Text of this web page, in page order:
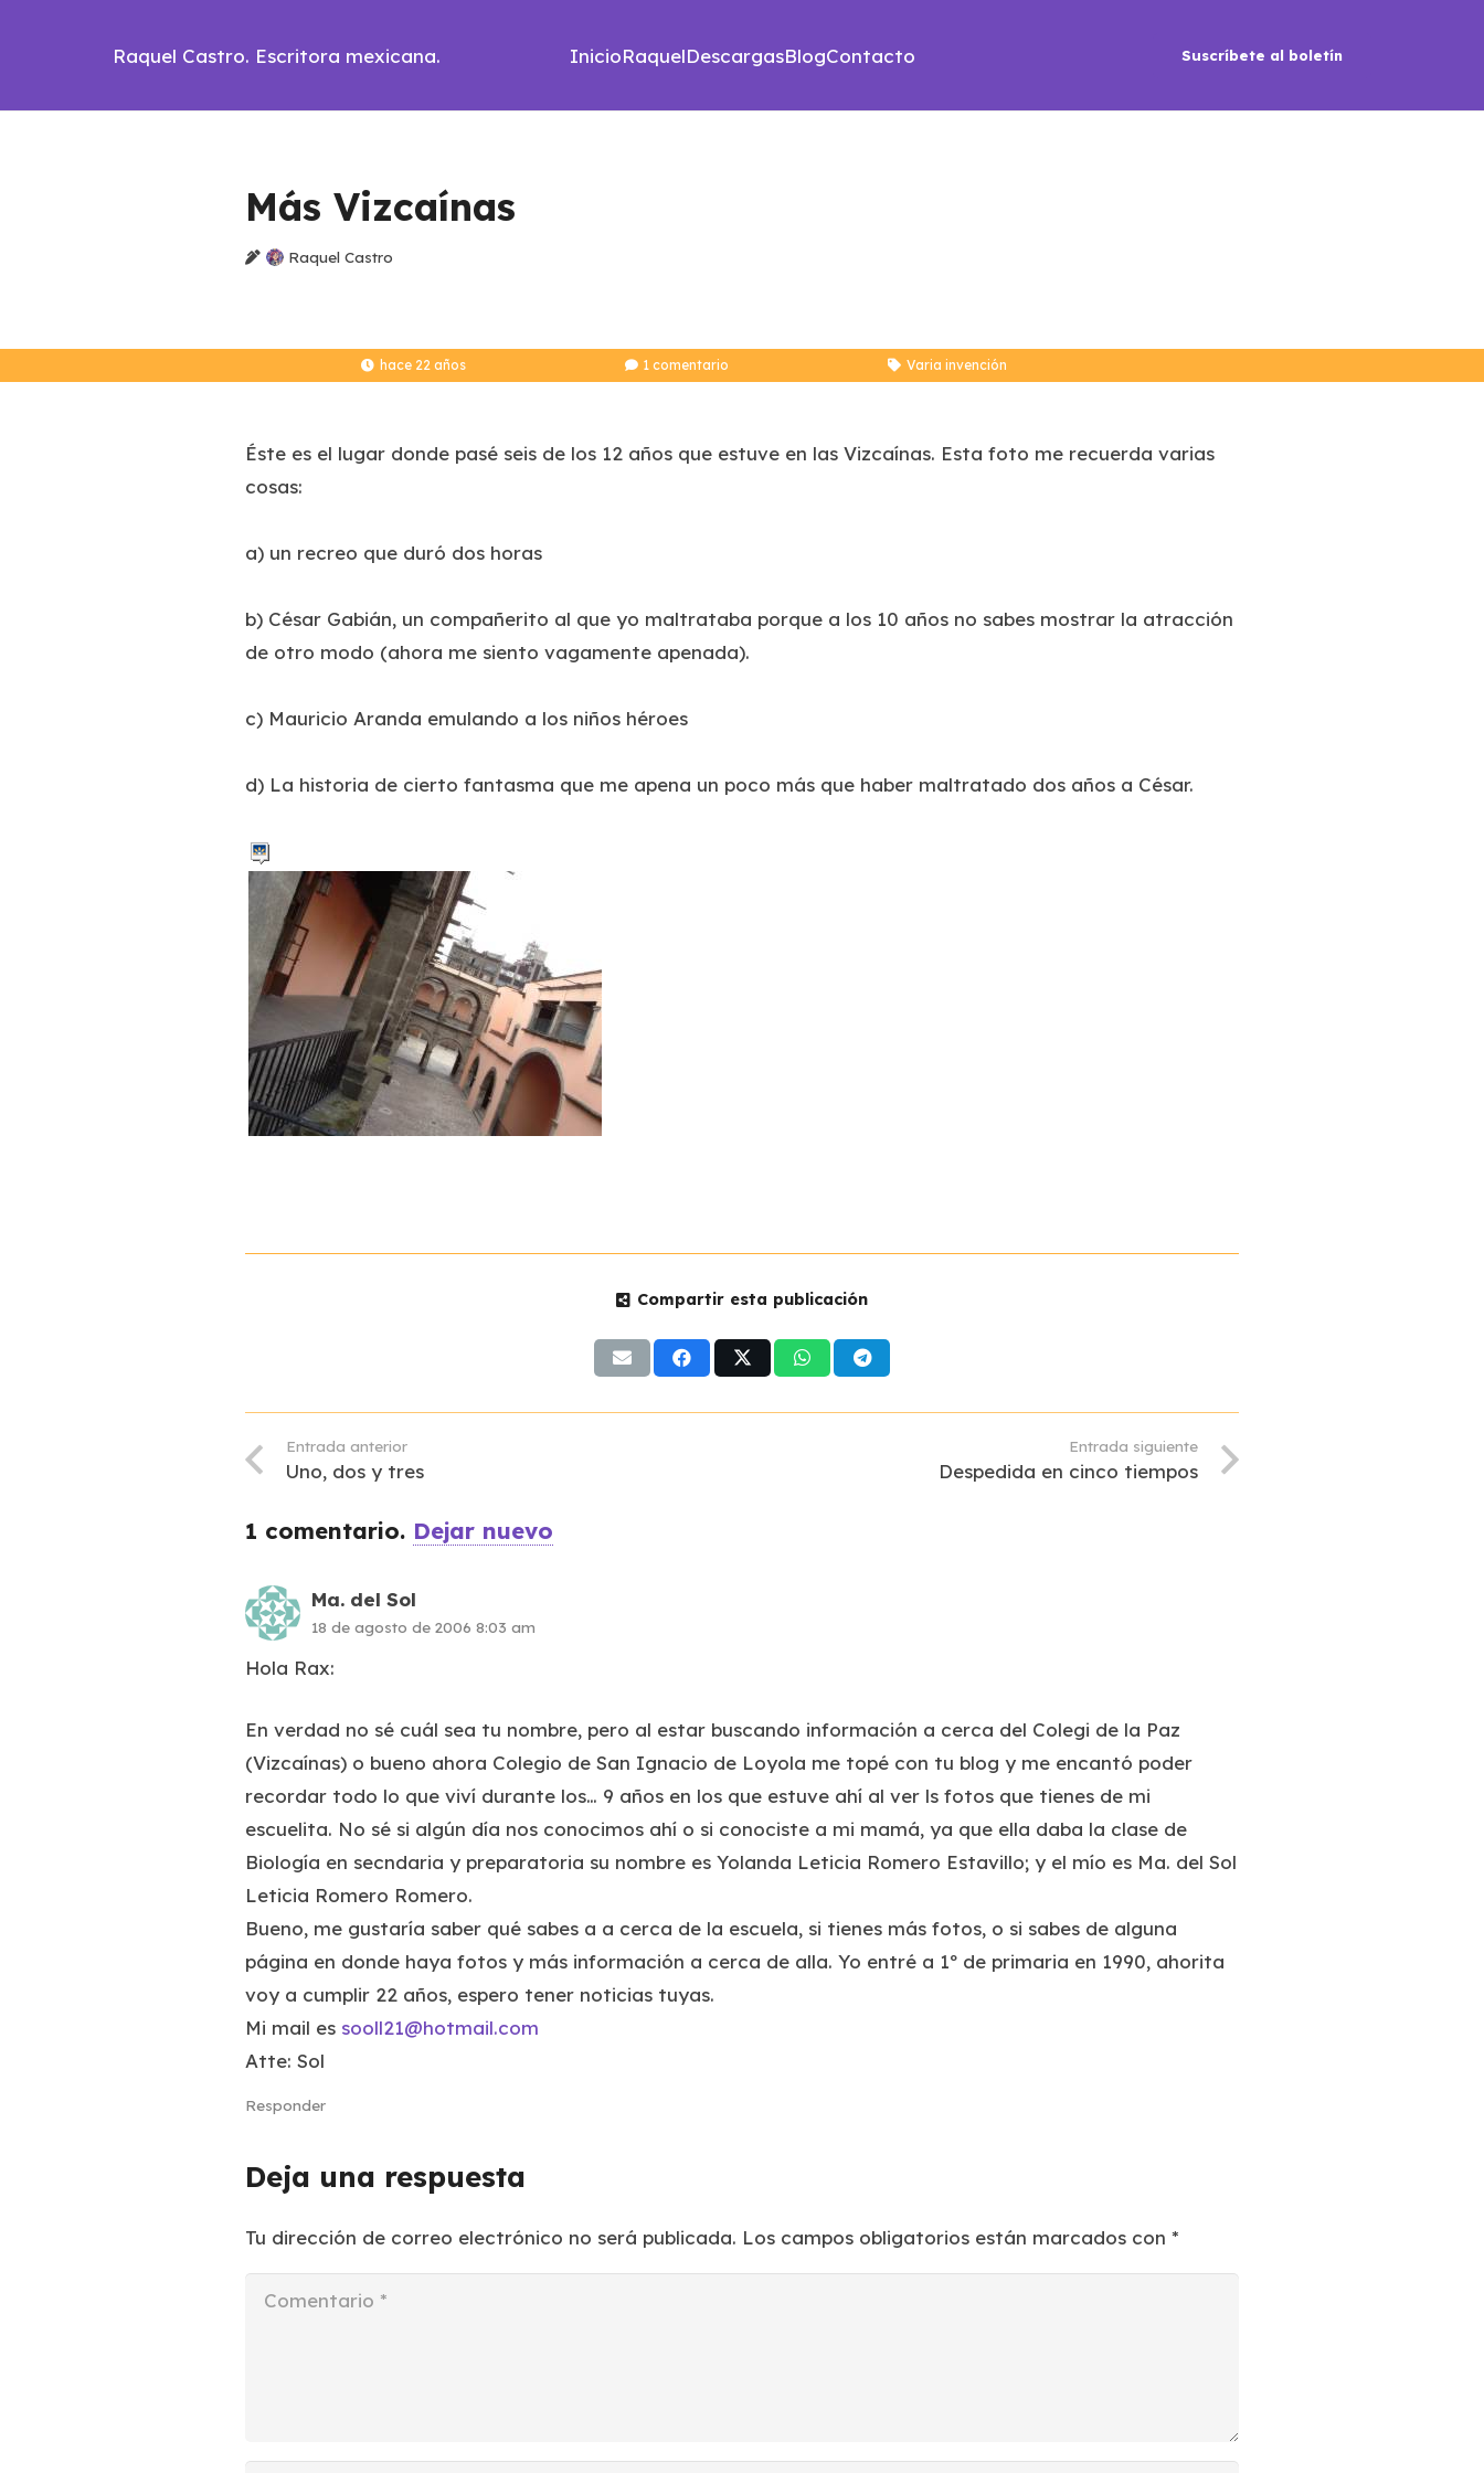
Raquel Castro. Escritora mexicana. InicioRaquelDescargasBlogContacto Suscríbete al boletín
Más Vizcaínas
Raquel Castro
hace 22 años 1comentario Varia invención
Éste es el lugar donde pasé seis de los 12 años que estuve en las Vizcaínas. Esta foto me recuerda varias
cosas:
a) un recreo que duró dos horas
b) César Gabián, un compañerito al que yo maltrataba porque a los 10 años no sabes mostrar la atracción
de otro modo (ahora me siento vagamente apenada).
c) Mauricio Aranda emulando a los niños héroes
d) La historia de cierto fantasma que me apena un poco más que haber maltratado dos años a César.
Compartir esta publicación
Entrada anterior
Uno, dos y tres
Entrada siguiente
Despedida en cinco tiempos
1 comentario. Dejar nuevo
Ma. del Sol
18 de agosto de 2006 8:03 am
Hola Rax:
En verdad no sé cuál sea tu nombre, pero al estar buscando información a cerca del Colegi de la Paz
(Vizcaínas) o bueno ahora Colegio de San Ignacio de Loyola me topé con tu blog y me encantó poder
recordar todo lo que viví durante los… 9 años en los que estuve ahí al ver ls fotos que tienes de mi
escuelita. No sé si algún día nos conocimos ahí o si conociste a mi mamá, ya que ella daba la clase de
Biología en secndaria y preparatoria su nombre es Yolanda Leticia Romero Estavillo; y el mío es Ma. del Sol
Leticia Romero Romero.
Bueno, me gustaría saber qué sabes a a cerca de la escuela, si tienes más fotos, o si sabes de alguna
página en donde haya fotos y más información a cerca de alla. Yo entré a 1º de primaria en 1990, ahorita
voy a cumplir 22 años, espero tener noticias tuyas.
Mi mail es sooll21@hotmail.com
Atte: Sol
Responder
Deja una respuesta
Tu dirección de correo electrónico no será publicada. Los campos obligatorios están marcados con *